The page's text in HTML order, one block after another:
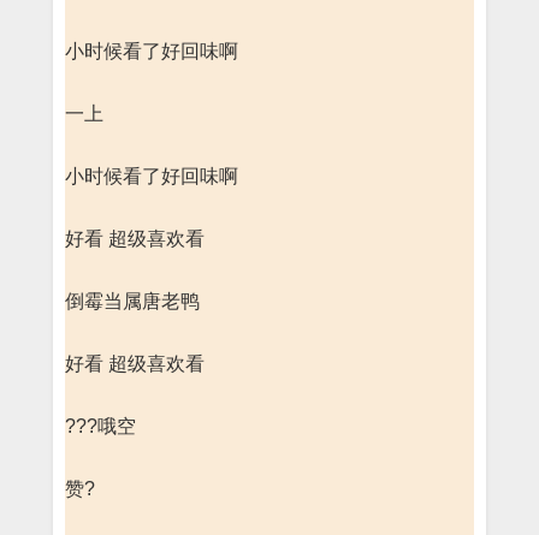
小时候看了好回味啊
一上
小时候看了好回味啊
好看 超级喜欢看
倒霉当属唐老鸭
好看 超级喜欢看
???哦空
赞?